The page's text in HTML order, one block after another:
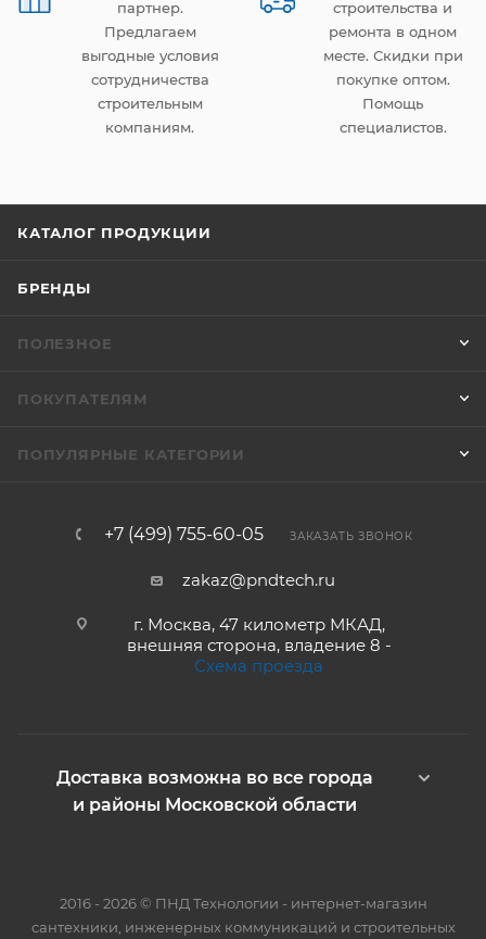
партнер.
Предлагаем
выгодные условия
сотрудничества
строительным
компаниям.
строительства и
ремонта в одном
месте. Скидки при
покупке оптом.
Помощь
специалистов.
КАТАЛОГ ПРОДУКЦИИ
БРЕНДЫ
ПОЛЕЗНОЕ
ПОКУПАТЕЛЯМ
ПОПУЛЯРНЫЕ КАТЕГОРИИ
+7 (499) 755-60-05 ЗАКАЗАТЬ ЗВОНОК
zakaz@pndtech.ru
г. Москва, 47 километр МКАД,
внешняя сторона, владение 8 -
Схема проезда
Доставка возможна во все города
и районы Московской области
2016 - 2026 © ПНД Технологии - интернет-магазин
сантехники, инженерных коммуникаций и строительных